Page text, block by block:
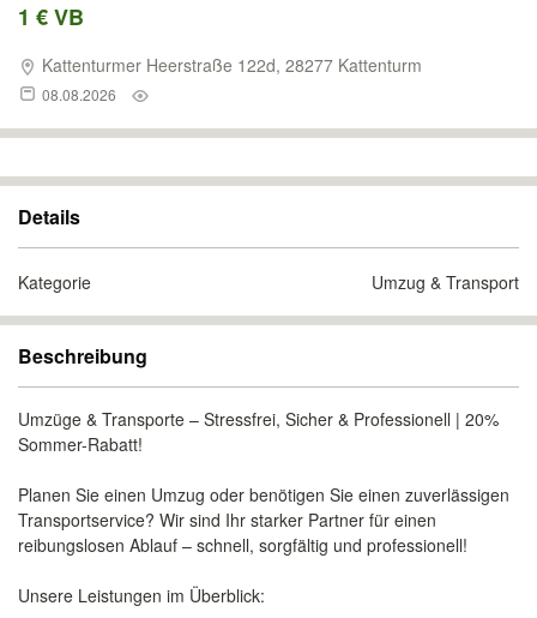
1 € VB
Kattenturmer Heerstraße 122d, 28277 Kattenturm
08.08.2026
Details
Kategorie Umzug & Transport
Beschreibung
Umzüge & Transporte – Stressfrei, Sicher & Professionell | 20%
Sommer-Rabatt!
Planen Sie einen Umzug oder benötigen Sie einen zuverlässigen
Transportservice? Wir sind Ihr starker Partner für einen
reibungslosen Ablauf – schnell, sorgfältig und professionell!
Unsere Leistungen im Überblick: